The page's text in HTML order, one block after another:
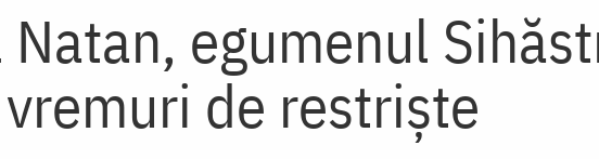
egumenul
vremuri de restrişte